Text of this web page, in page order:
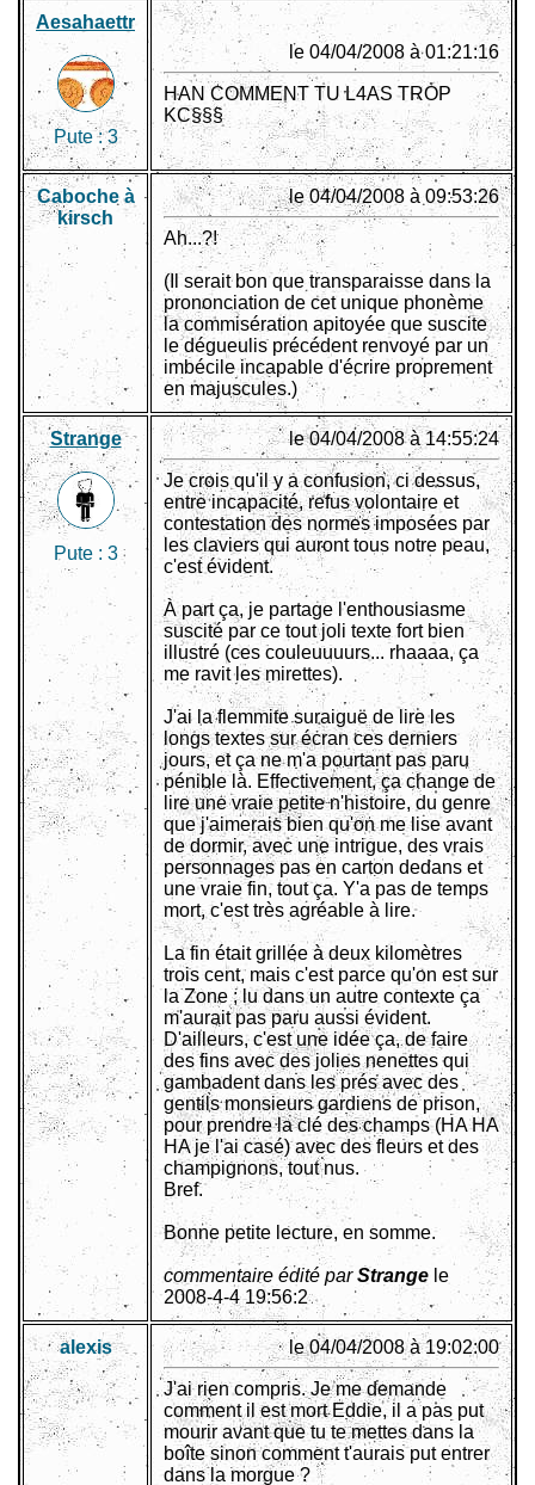
Aesahaettr
Pute :3
le 04/04/2008 à 01:21:16
HAN COMMENT TU L4AS TROP
KC§§§
Caboche à
kirsch
le 04/04/2008 à 09:53:26
Ah...?!
(Il serait bon que transparaisse dans la
prononciation de cet unique phonème
la commisération apitoyée que suscite
le dégueulis précédent renvoyé par un
imbécile incapable d'écrire proprement
en majuscules.)
Strange
Pute : 3
le 04/04/2008 à 14:55:24
Je crois qu'il y a confusion, ci dessus,
entre incapacité, refus volontaire et
contestation des normes imposées par
les claviers qui auront tous notre peau,
c'est évident.
À part ça, je partage l'enthousiasme
suscité par ce tout joli texte fort bien
illustré (ces couleuuuurs... rhaaaa, ça
me ravit les mirettes).
J'ai la flemmite suraiguë de lire les
longs textes sur écran ces derniers
jours, et ça ne m'a pourtant pas paru
pénible là. Effectivement, ça change de
lire une vraie petite n'histoire, du genre
que j'aimerais bien qu'on me lise avant
de dormir, avec une intrigue, des vrais
personnages pas en carton dedans et
une vraie fin, tout ça. Y'a pas de temps
mort, c'est très agréable à lire.
La fin était grillée à deux kilomètres
trois cent, mais c'est parce qu'on est sur
la Zone ; lu dans un autre contexte ça
m'aurait pas paru aussi évident.
D'ailleurs, c'est une idée ça, de faire
des fins avec des jolies nenettes qui
gambadent dans les prés avec des
gentils monsieurs gardiens de prison,
pour prendre la clé des champs (HA HA
HA je l'ai casé) avec des fleurs et des
champignons, tout nus.
Bref.
Bonne petite lecture, en somme.
commentaire édité parStrange le
2008-4-4 19:56:2
alexis le 04/04/2008 à 19:02:00
J'ai rien compris. Je me demande
comment il est mort Eddie, il a pas put
mourir avant que tu te mettes dans la
boîte sinon comment t'aurais put entrer
dans la morgue ?